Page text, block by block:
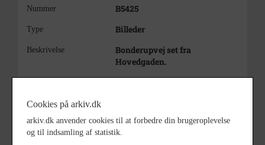
Nummer B5425
Type Billeder
Beskrivelse
Bonderupvej set fra
Hovedgaden.
hvor
der var savværk.
Cookies på arkiv.dk
arkiv.dk anvender cookies til at forbedre din brugeroplevelse
og til indsamling af statistik.